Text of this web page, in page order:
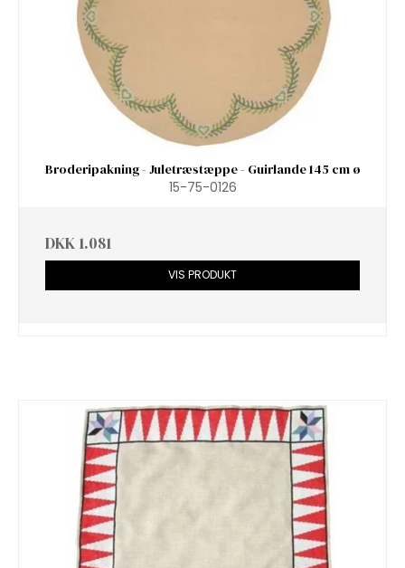
Broderipakning - Juletræstæppe - Guirlande 145 cm ø
15-75-0126
DKK 1.081
VIS PRODUKT